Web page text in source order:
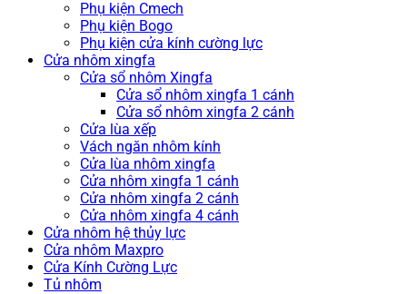
Phụ kiện Cmech
Phụ kiện Bogo
Phụ kiện cửa kính cường lực
Cửa nhôm xingfa
Cửa sổ nhôm Xingfa
Cửa sổ nhôm xingfa 1 cánh
Cửa sổ nhôm xingfa 2 cánh
Cửa lùa xếp
Vách ngăn nhôm kính
Cửa lùa nhôm xingfa
Cửa nhôm xingfa 1 cánh
Cửa nhôm xingfa 2 cánh
Cửa nhôm xingfa 4 cánh
Cửa nhôm hệ thủy lực
Cửa nhôm Maxpro
Cửa Kính Cường Lực
Tủ nhôm